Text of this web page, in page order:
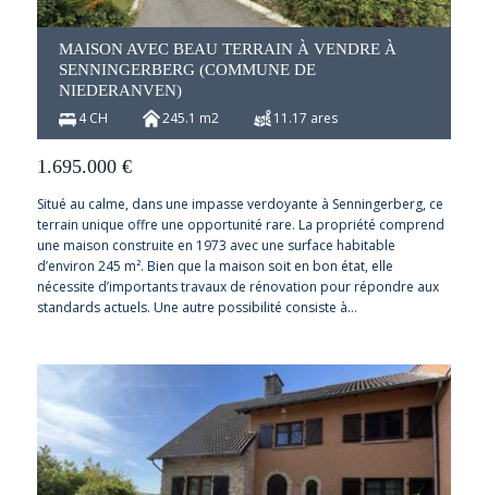
MAISON AVEC BEAU TERRAIN À VENDRE À
SENNINGERBERG (COMMUNE DE
NIEDERANVEN)
4 CH 245.1 m2 11.17 ares
1.695.000€
Situé au calme, dans une impasse verdoyante à Senningerberg, ce
terrain unique offre une opportunité rare. La propriété comprend
une maison construite en 1973 avec une surface habitable
d’environ 245 m². Bien que la maison soit en bon état, elle
nécessite d’importants travaux de rénovation pour répondre aux
standards actuels. Une autre possibilité consiste à…